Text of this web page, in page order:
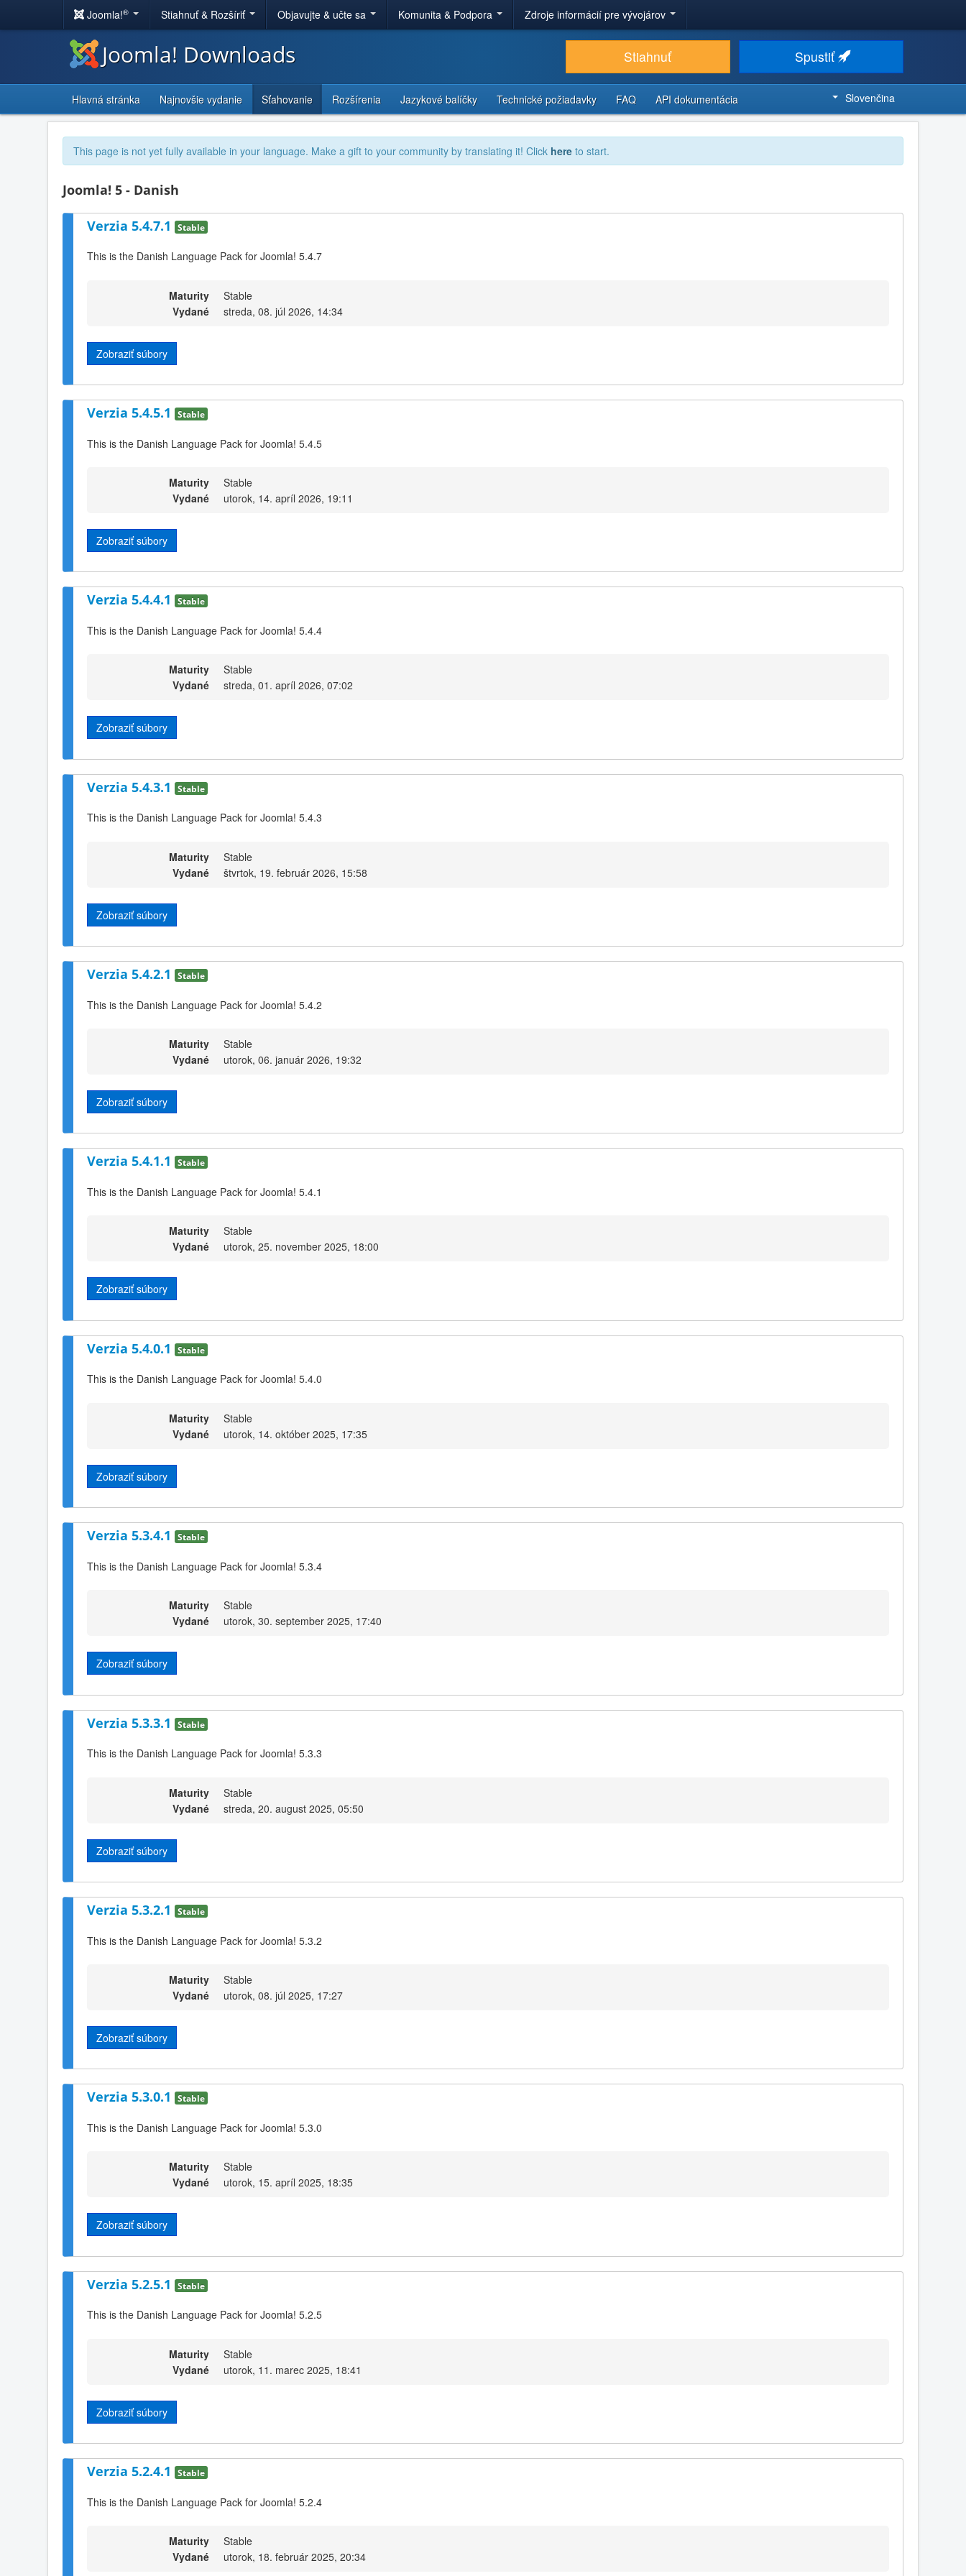
Joomla!® Stiahnuť & Rozšíriť Objavujte & učte sa Komunita & Podpora Zdroje informácií pre vývojárov
Joomla! Downloads Stiahnuť Spustiť
Hlavná stránka Najnovšie vydanie Sťahovanie Rozšírenia Jazykové balíčky Technické požiadavky FAQ API dokumentácia Slovenčina
This page is not yet fully available in your language. Make a gift to your community by translating it! Click here to start.
Joomla! 5 - Danish
Verzia 5.4.7.1 Stable
This is the Danish Language Pack for Joomla! 5.4.7
Maturity
Stable
Vydané
streda, 08. júl 2026, 14:34
Zobraziť súbory
Verzia 5.4.5.1 Stable
This is the Danish Language Pack for Joomla! 5.4.5
Maturity
Stable
Vydané
utorok, 14. apríl 2026, 19:11
Zobraziť súbory
Verzia 5.4.4.1 Stable
This is the Danish Language Pack for Joomla! 5.4.4
Maturity
Stable
Vydané
streda, 01. apríl 2026, 07:02
Zobraziť súbory
Verzia 5.4.3.1 Stable
This is the Danish Language Pack for Joomla! 5.4.3
Maturity
Stable
Vydané
štvrtok, 19. február 2026, 15:58
Zobraziť súbory
Verzia 5.4.2.1 Stable
This is the Danish Language Pack for Joomla! 5.4.2
Maturity
Stable
Vydané
utorok, 06. január 2026, 19:32
Zobraziť súbory
Verzia 5.4.1.1 Stable
This is the Danish Language Pack for Joomla! 5.4.1
Maturity
Stable
Vydané
utorok, 25. november 2025, 18:00
Zobraziť súbory
Verzia 5.4.0.1 Stable
This is the Danish Language Pack for Joomla! 5.4.0
Maturity
Stable
Vydané
utorok, 14. október 2025, 17:35
Zobraziť súbory
Verzia 5.3.4.1 Stable
This is the Danish Language Pack for Joomla! 5.3.4
Maturity
Stable
Vydané
utorok, 30. september 2025, 17:40
Zobraziť súbory
Verzia 5.3.3.1 Stable
This is the Danish Language Pack for Joomla! 5.3.3
Maturity
Stable
Vydané
streda, 20. august 2025, 05:50
Zobraziť súbory
Verzia 5.3.2.1 Stable
This is the Danish Language Pack for Joomla! 5.3.2
Maturity
Stable
Vydané
utorok, 08. júl 2025, 17:27
Zobraziť súbory
Verzia 5.3.0.1 Stable
This is the Danish Language Pack for Joomla! 5.3.0
Maturity
Stable
Vydané
utorok, 15. apríl 2025, 18:35
Zobraziť súbory
Verzia 5.2.5.1 Stable
This is the Danish Language Pack for Joomla! 5.2.5
Maturity
Stable
Vydané
utorok, 11. marec 2025, 18:41
Zobraziť súbory
Verzia 5.2.4.1 Stable
This is the Danish Language Pack for Joomla! 5.2.4
Maturity
Stable
Vydané
utorok, 18. február 2025, 20:34